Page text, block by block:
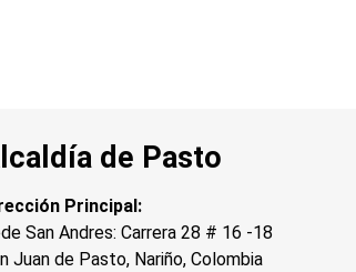
de Pasto
Principal:
San Andres: Carrera 28 # 16 -18
Juan de Pasto, Nariño, Colombia